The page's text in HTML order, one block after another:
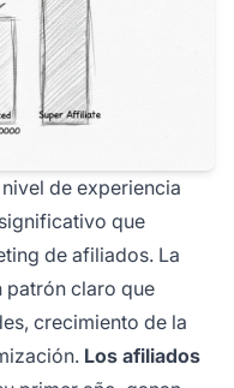
de experiencia
que
de afiliados. La
patrón claro que
crecimiento de la
Los afiliados